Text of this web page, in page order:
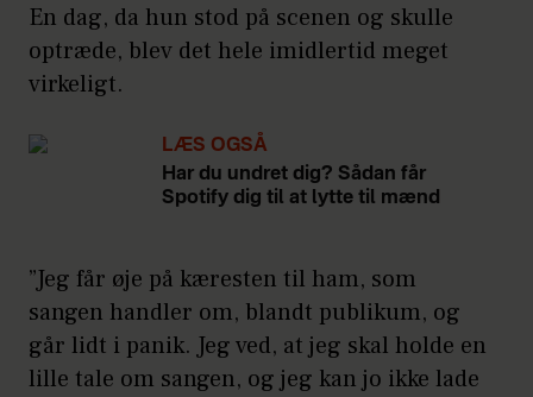
En dag, da hun stod på scenen og skulle
optræde, blev det hele imidlertid meget
virkeligt.
LÆS OGSÅ
Har du undret dig? Sådan får
Spotify dig til at lytte til mænd
”Jeg får øje på kæresten til ham, som
sangen handler om, blandt publikum, og
går lidt i panik. Jeg ved, at jeg skal holde en
lille tale om sangen, og jeg kan jo ikke lade